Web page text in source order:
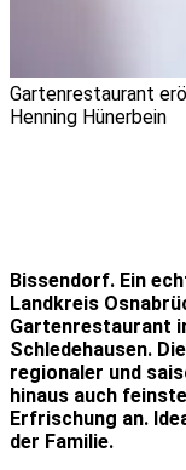
Gartenrestaurant
Henning Hünerbein
Bissendorf. Ein
Landkreis
Gartenrestaurant
Schledehausen.
regionaler und
hinaus auch
Erfrischung an.
der Familie.